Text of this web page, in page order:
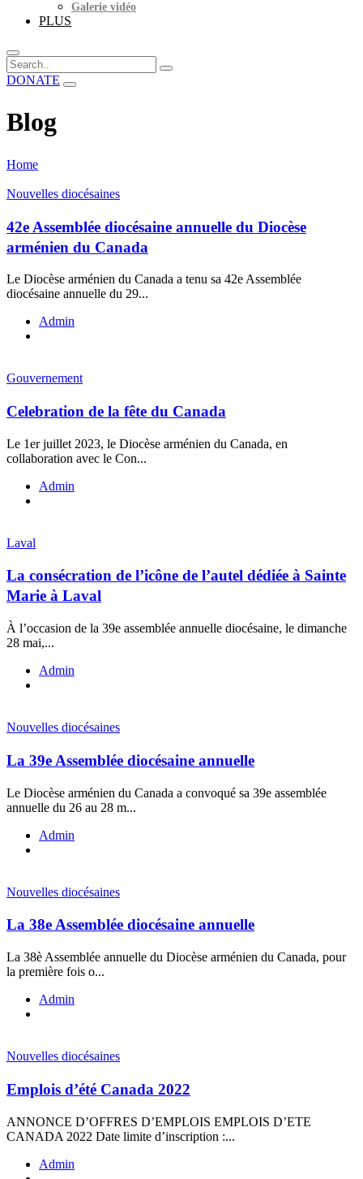
Galerie vidéo
PLUS
DONATE
Blog
Home
Nouvelles diocésaines
42e Assemblée diocésaine annuelle du Diocèse
arménien du Canada
Le Diocèse arménien du Canada a tenu sa 42e Assemblée
diocésaine annuelle du 29...
Admin
Gouvernement
Celebration de la fête du Canada
Le 1er juillet 2023, le Diocèse arménien du Canada, en
collaboration avec le Con...
Admin
Laval
La consécration de l’icône de l’autel dédiée à Sainte
Marie à Laval
À l’occasion de la 39e assemblée annuelle diocésaine, le dimanche
28 mai,...
Admin
Nouvelles diocésaines
La 39e Assemblée diocésaine annuelle
Le Diocèse arménien du Canada a convoqué sa 39e assemblée
annuelle du 26 au 28 m...
Admin
Nouvelles diocésaines
La 38e Assemblée diocésaine annuelle
La 38è Assemblée annuelle du Diocèse arménien du Canada, pour
la première fois o...
Admin
Nouvelles diocésaines
Emplois d’été Canada 2022
ANNONCE D’OFFRES D’EMPLOIS EMPLOIS D’ETE
CANADA 2022 Date limite d’inscription :...
Admin